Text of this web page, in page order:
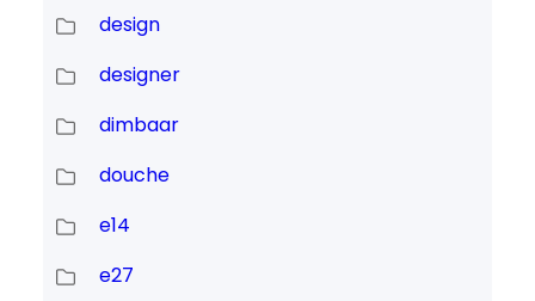
design
designer
dimbaar
douche
e14
e27